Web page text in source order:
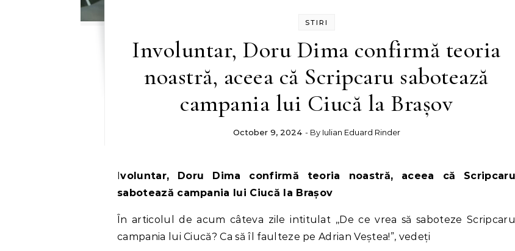
STIRI
Involuntar, Doru Dima confirmă teoria
noastră, aceea că Scripcaru sabotează
campania lui Ciucă la Brașov
October 9, 2024 - By Iulian Eduard Rinder
Ivoluntar, Doru Dima confirmă teoria noastră, aceea că Scripcaru
sabotează campania lui Ciucă la Brașov
În articolul de acum câteva zile intitulat ,,De ce vrea să saboteze Scripcaru
campania lui Ciucă? Ca să îl faulteze pe Adrian Veștea!”, vedeți